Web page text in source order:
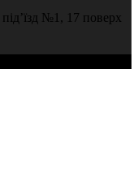
№1, 17 поверх